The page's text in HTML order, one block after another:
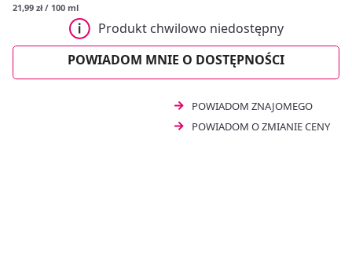
szybko się wchłania, zapewniając komfort podczas
każdej aplikacji.Wspomaganie erekcji,naturalny żel
na potencjęorazwydłużenie stosunkuto główne
zalety, które czynią ten preparat doskonałym wyborem
dla mężczyzn pragnących poprawić jakość swoich
21,99 zł / 100 ml
Produkt chwilowo niedostępny
POWIADOM MNIE O DOSTĘPNOŚCI
POWIADOM ZNAJOMEGO
POWIADOM O ZMIANIE CENY